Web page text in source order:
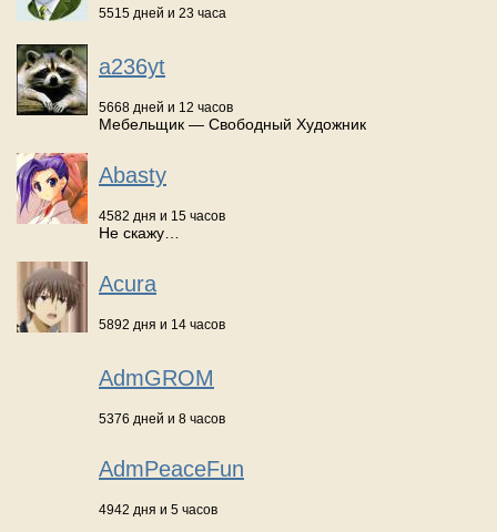
5515 дней и 23 часа
a236yt
5668 дней и 12 часов
Мебельщик — Свободный Художник
Abasty
4582 дня и 15 часов
Не скажу…
Acura
5892 дня и 14 часов
AdmGROM
5376 дней и 8 часов
AdmPeaceFun
4942 дня и 5 часов